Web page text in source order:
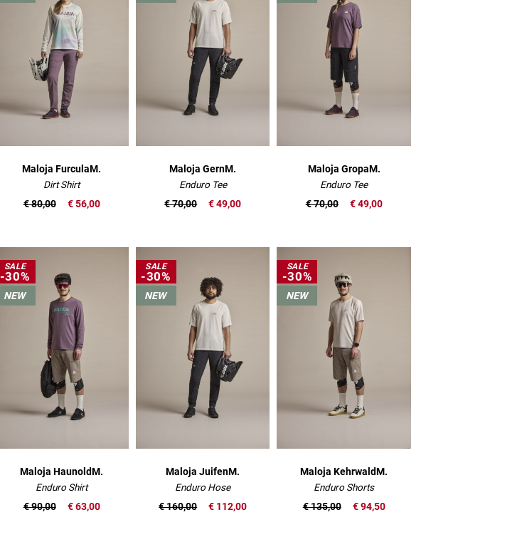
Maloja FurculaM.
Dirt Shirt
€ 56,00
€ 80,00
Maloja GernM.
Enduro Tee
€ 49,00
€ 70,00
Maloja GropaM.
Enduro Tee
€ 49,00
€ 70,00
SALE
-30%
NEW
Maloja HaunoldM.
Enduro Shirt
€ 63,00
€ 90,00
SALE
-30%
NEW
Maloja JuifenM.
Enduro Hose
€ 112,00
€ 160,00
SALE
-30%
NEW
Maloja KehrwaldM.
Enduro Shorts
€ 94,50
€ 135,00